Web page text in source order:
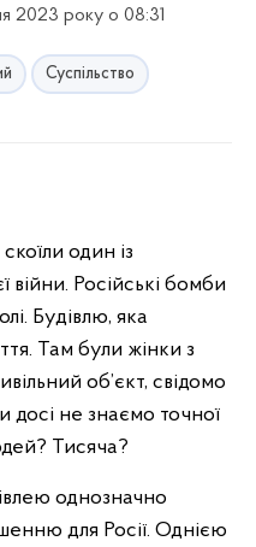
2023 року о 08:31
Суспільство
один із
війни. Російські бомби
Будівлю, яка
Там були жінки з
об’єкт, свідомо
не знаємо точної
Тисяча?
однозначно
для Росії. Однією